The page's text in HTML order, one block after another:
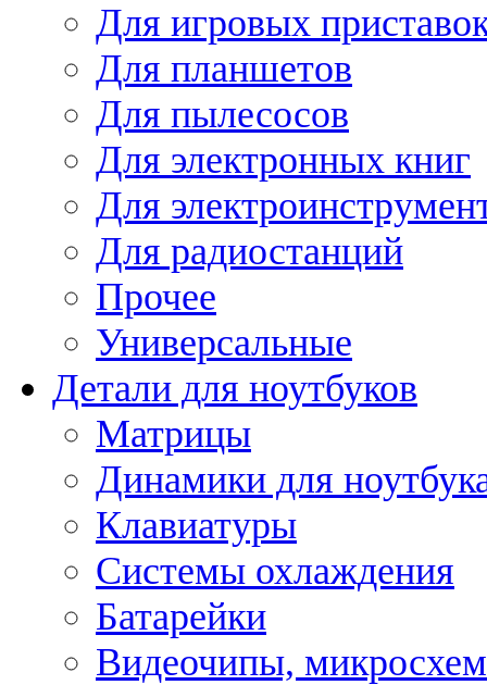
Для игровых
Для планшетов
Для пылесосов
Для электронных книг
Для
Для радиостанций
Прочее
Универсальные
Детали для ноутбуков
Матрицы
Динамики для
Клавиатуры
Системы охлаждения
Батарейки
Видеочипы,